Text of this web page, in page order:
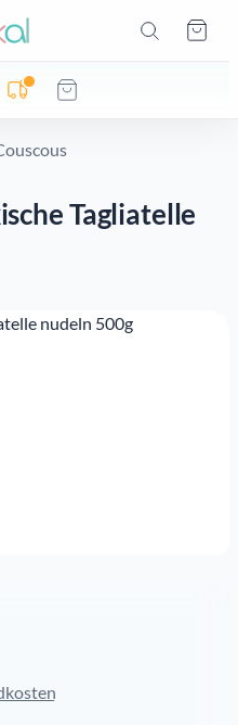
Lieferadresse noch nicht geprüft
Tagliatelle